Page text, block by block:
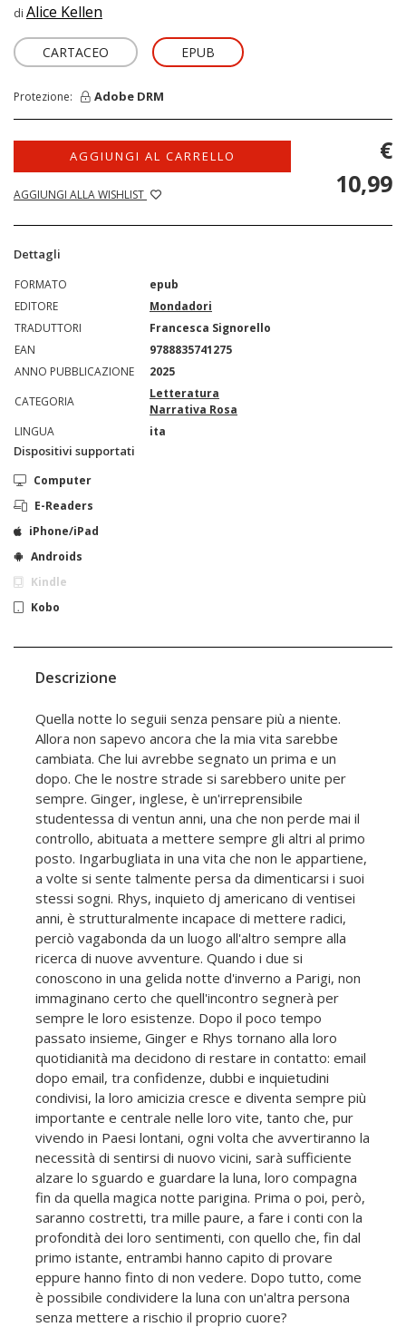
di Alice Kellen
CARTACEO EPUB
Protezione: Adobe DRM
AGGIUNGI AL CARRELLO
AGGIUNGI ALLA WISHLIST
€
10,99
Dettagli
FORMATO
epub
EDITORE
Mondadori
TRADUTTORI
Francesca Signorello
EAN
9788835741275
ANNO PUBBLICAZIONE
2025
CATEGORIA
Letteratura
Narrativa Rosa
LINGUA
ita
Dispositivi supportati
Computer
E-Readers
iPhone/iPad
Androids
Kindle
Kobo
Descrizione
Quella notte lo seguii senza pensare più a niente.
Allora non sapevo ancora che la mia vita sarebbe
cambiata. Che lui avrebbe segnato un prima e un
dopo. Che le nostre strade si sarebbero unite per
sempre. Ginger, inglese, è un'irreprensibile
studentessa di ventun anni, una che non perde mai il
controllo, abituata a mettere sempre gli altri al primo
posto. Ingarbugliata in una vita che non le appartiene,
a volte si sente talmente persa da dimenticarsi i suoi
stessi sogni. Rhys, inquieto dj americano di ventisei
anni, è strutturalmente incapace di mettere radici,
perciò vagabonda da un luogo all'altro sempre alla
ricerca di nuove avventure. Quando i due si
conoscono in una gelida notte d'inverno a Parigi, non
immaginano certo che quell'incontro segnerà per
sempre le loro esistenze. Dopo il poco tempo
passato insieme, Ginger e Rhys tornano alla loro
quotidianità ma decidono di restare in contatto: email
dopo email, tra confidenze, dubbi e inquietudini
condivisi, la loro amicizia cresce e diventa sempre più
importante e centrale nelle loro vite, tanto che, pur
vivendo in Paesi lontani, ogni volta che avvertiranno la
necessità di sentirsi di nuovo vicini, sarà sufficiente
alzare lo sguardo e guardare la luna, loro compagna
fin da quella magica notte parigina. Prima o poi, però,
saranno costretti, tra mille paure, a fare i conti con la
profondità dei loro sentimenti, con quello che, fin dal
primo istante, entrambi hanno capito di provare
eppure hanno finto di non vedere. Dopo tutto, come
è possibile condividere la luna con un'altra persona
senza mettere a rischio il proprio cuore?